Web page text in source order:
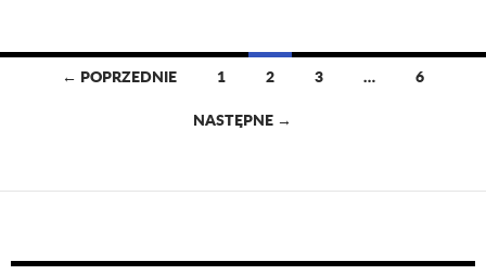
wpisach
← POPRZEDNIE 1 2 3 …
6
NASTĘPNE →